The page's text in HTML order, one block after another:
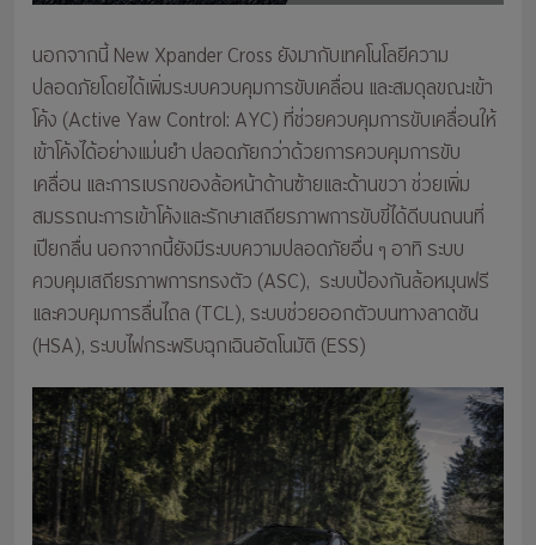
นอกจากนี้ New Xpander Cross ยังมากับเทคโนโลยีความ
ปลอดภัยโดยได้เพิ่มระบบควบคุมการขับเคลื่อน และสมดุลขณะเข้า
โค้ง (Active Yaw Control: AYC) ที่ช่วยควบคุมการขับเคลื่อนให้
เข้าโค้งได้อย่างแม่นยำ ปลอดภัยกว่าด้วยการควบคุมการขับ
เคลื่อน และการเบรกของล้อหน้าด้านซ้ายและด้านขวา ช่วยเพิ่ม
สมรรถนะการเข้าโค้งและรักษาเสถียรภาพการขับขี่ได้ดีบนถนนที่
เปียกลื่น นอกจากนี้ยังมีระบบความปลอดภัยอื่น ๆ อาทิ ระบบ
ควบคุมเสถียรภาพการทรงตัว (ASC), ระบบป้องกันล้อหมุนฟรี
และควบคุมการลื่นไถล (TCL), ระบบช่วยออกตัวบนทางลาดชัน
(HSA), ระบบไฟกระพริบฉุกเฉินอัตโนมัติ (ESS)